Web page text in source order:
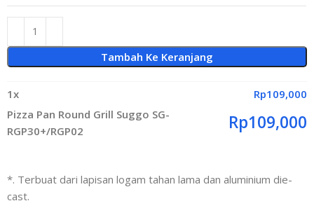
Tambah Ke Keranjang
1x Rp109,000
Pizza Pan Round Grill Suggo SG-
RGP30+/RGP02
Rp109,000
*. Terbuat dari lapisan logam tahan lama dan aluminium die-
cast.